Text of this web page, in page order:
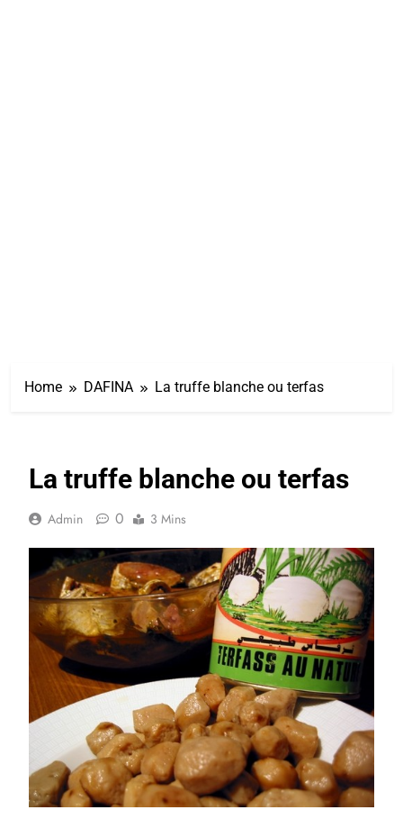
Home DAFINA La truffe blanche ou terfas
La truffe blanche ou terfas
Admin 0 3 Mins